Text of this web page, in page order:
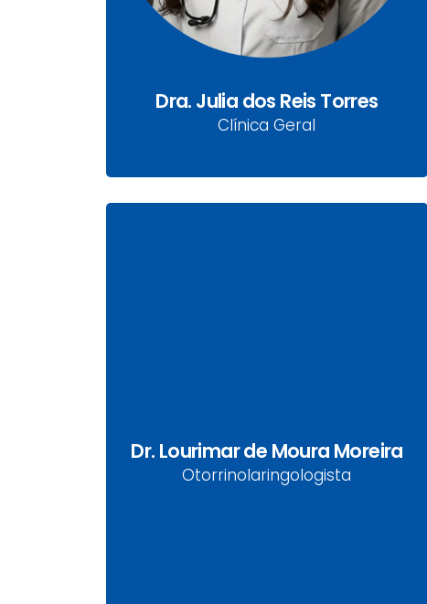
Dra. Julia dos Reis Torres
Clínica Geral
Dr. Lourimar de Moura Moreira
Otorrinolaringologista
CRM-PR 32109 | RQE 22132 | RQE 24288
Otorrinolaringologista